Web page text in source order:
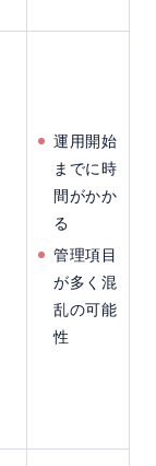
運用開始
までに時
間がかか
る
管理項目
が多く混
乱の可能
性